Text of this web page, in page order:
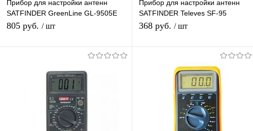
Прибор для настройки антенн
SATFINDER GreenLine GL-9505E
цифровой измеритель
805 руб. / шт
Купить в 1 клик
В избранное В наличии
Прибор для настройки антенн
SATFINDER Televes SF-95
стрелочный измеритель
368 руб. / шт
Купить в 1 клик К сравнению
В избранное